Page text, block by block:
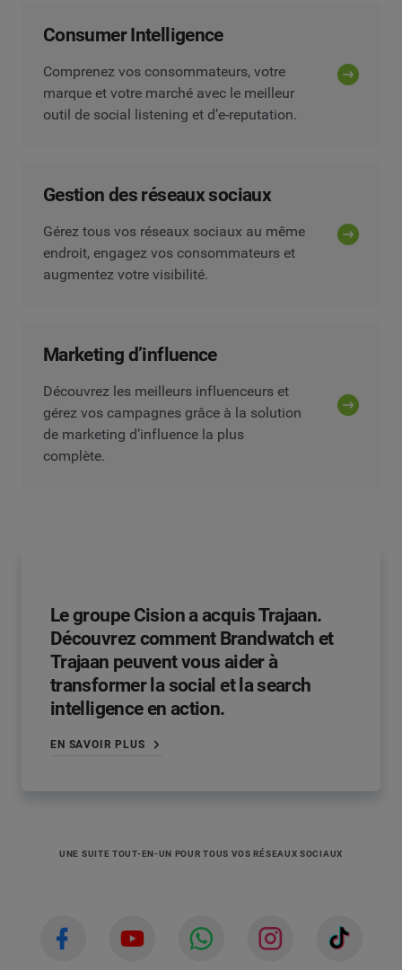
Consumer Intelligence
Comprenez vos consommateurs, votre
marque et votre marché avec le meilleur
outil de social listening et d’e-reputation.
Gestion des réseaux sociaux
Gérez tous vos réseaux sociaux au même
endroit, engagez vos consommateurs et
augmentez votre visibilité.
Marketing d’influence
Découvrez les meilleurs influenceurs et
gérez vos campagnes grâce à la solution
de marketing d’influence la plus
complète.
Le groupe Cision a acquis Trajaan.
Découvrez comment Brandwatch et
Trajaan peuvent vous aider à
transformer la social et la search
intelligence en action.
EN SAVOIR PLUS
UNE SUITE TOUT-EN-UN POUR TOUS VOS RÉSEAUX SOCIAUX